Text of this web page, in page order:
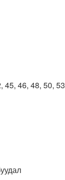
46, 48, 50, 53